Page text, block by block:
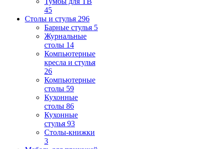
45
Столы и стулья 296
Барные стулья 5
Журнальные
столы 14
Компьютерные
кресла и стулья
26
Компьютерные
столы 59
Кухонные
столы 86
Кухонные
стулья 93
Столы-книжки
3